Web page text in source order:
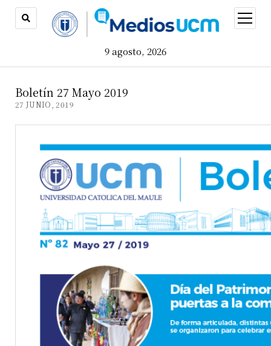
9 agosto, 2026
open
menu
Boletín 27 Mayo 2019
27 JUNIO, 2019